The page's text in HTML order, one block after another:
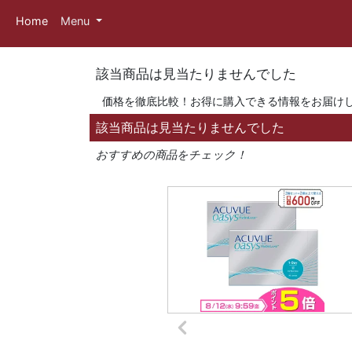
Home Menu
該当商品は見当たりませんでした
価格を徹底比較！お得に購入できる情報をお届け
該当商品は見当たりませんでした
おすすめの商品をチェック！